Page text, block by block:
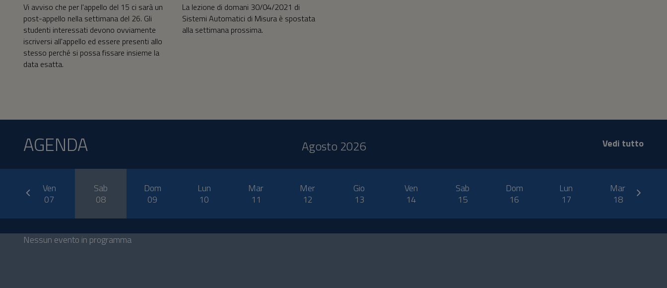
Vi avviso che per l'appello del 15 ci sarà un
post-appello nella settimana del 26. Gli
studenti interessati devono ovviamente
iscriversi all'appello ed essere presenti allo
stesso perché si possa fissare insieme la
data esatta.
La lezione di domani 30/04/2021 di
Sistemi Automatici di Misura è spostata
alla settimana prossima.
AGENDA Agosto 2026 Vedi tutto
Ven
07
Sab
08
Dom
09
Lun
10
Mar
11
Mer
12
Gio
13
Ven
14
Sab
15
Dom
16
Lun
17
Mar
18
prev
Nessun evento in programma